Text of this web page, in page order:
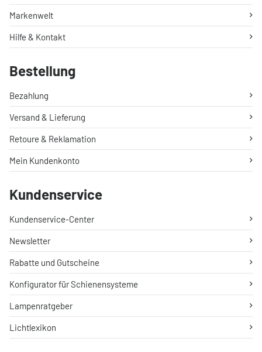
Markenwelt
Hilfe & Kontakt
Bestellung
Bezahlung
Versand & Lieferung
Retoure & Reklamation
Mein Kundenkonto
Kundenservice
Kundenservice-Center
Newsletter
Rabatte und Gutscheine
Konfigurator für Schienensysteme
Lampenratgeber
Lichtlexikon